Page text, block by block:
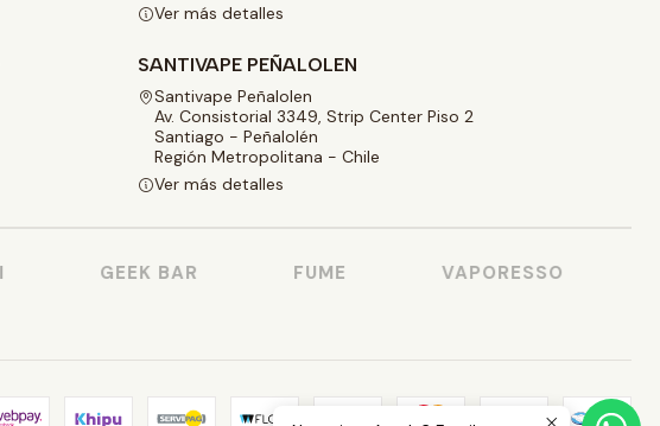
Ver más detalles
SANTIVAPE PEÑALOLEN
Santivape Peñalolen
Av. Consistorial 3349, Strip Center Piso 2
Santiago - Peñalolén
Región Metropolitana - Chile
Ver más detalles
GEEK BAR FUME VAPORESSO